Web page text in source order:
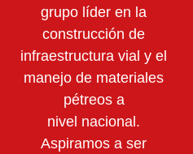
grupo líder en la
construcción de
infraestructura vial y el
manejo de materiales
pétreos a
nivel nacional.
Aspiramos a ser